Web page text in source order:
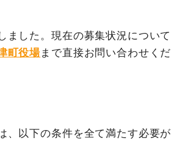
ました。現在の募集状況について
町役場まで直接お問い合わせくだ
、以下の条件を全て満たす必要が